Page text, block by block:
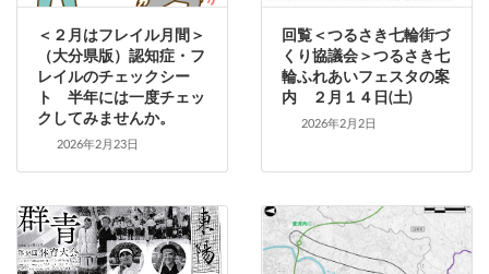
＜２月はフレイル月間＞
（大分県版）認知症・フ
レイルのチェックシー
ト 半年には一度チェッ
クしてみませんか。
2026年2月23日
回覧＜つるさき七輪街づ
くり協議会＞つるさき七
輪ふれあいフェスタの案
内 ２月１４日(土)
2026年2月2日